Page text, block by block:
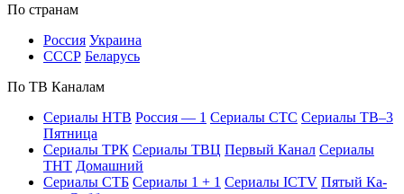
По стра­нам
Рос­сия Ук­раи­на
СССР Бе­ла­русь
По ТВ Ка­на­лам
Се­риа­лы НТВ Рос­сия — 1 Се­риа­лы СТС Се­риа­лы ТВ–3
Пят­ни­ца
Се­риа­лы ТРК Се­риа­лы ТВЦ Пер­вый Ка­нал Се­риа­лы
ТНТ До­маш­ний
Се­риа­лы СТБ Се­риа­лы 1 + 1 Се­риа­лы ICTV Пя­тый Ка­